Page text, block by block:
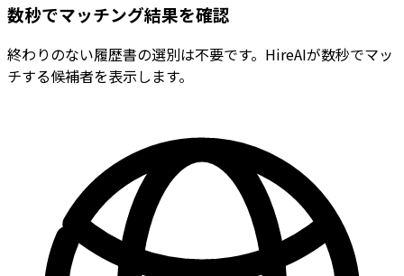
数秒でマッチング結果を確認
終わりのない履歴書の選別は不要です。HireAIが数秒でマッ
チする候補者を表示します。